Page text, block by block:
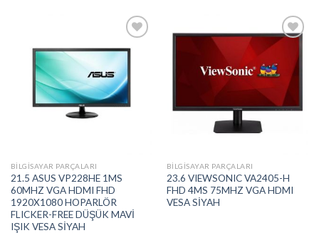
Add to
wishlist
BILGISAYAR PARÇALARI
21.5 ASUS VP228HE 1MS
60MHZ VGA HDMI FHD
1920X1080 HOPARLÖR
FLICKER-FREE DÜŞÜK MAVİ
IŞIK VESA SİYAH
Add to
wishlist
BILGISAYAR PARÇALARI
23.6 VIEWSONIC VA2405-H
FHD 4MS 75MHZ VGA HDMI
VESA SİYAH